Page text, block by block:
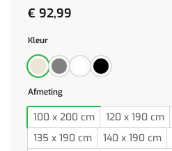
€ 92,99
Kleur
Afmeting
100 x 200 cm 120 x 190 cm
135 x 190 cm
140 x 190 cm